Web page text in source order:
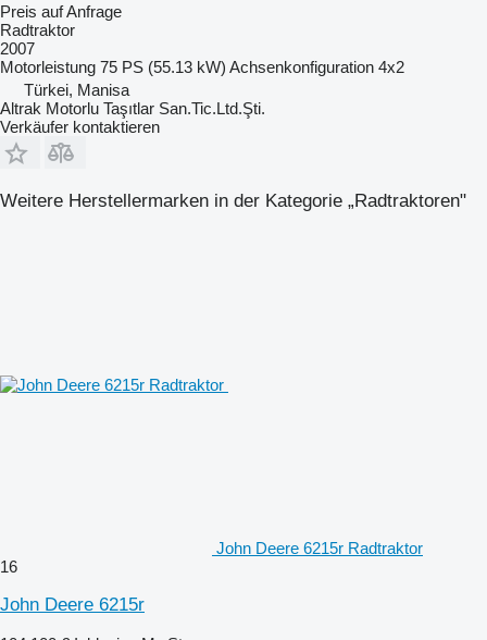
Preis auf Anfrage
Radtraktor
2007
Motorleistung 75 PS (55.13 kW) Achsenkonfiguration 4x2
Türkei, Manisa
Altrak Motorlu Taşıtlar San.Tic.Ltd.Şti.
Verkäufer kontaktieren
Weitere Herstellermarken in der Kategorie „Radtraktoren"
John Deere 6215r Radtraktor
16
John Deere 6215r